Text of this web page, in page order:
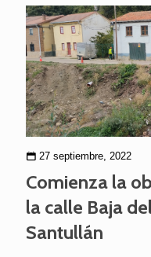
27 septiembre, 2022
Comienza la
la calle Baja
Santullán